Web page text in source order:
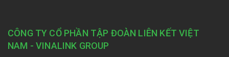
CÔNG TY CỔ PHẦN TẬP ĐOÀN LIÊN KẾT VIỆT
NAM - VINALINK GROUP